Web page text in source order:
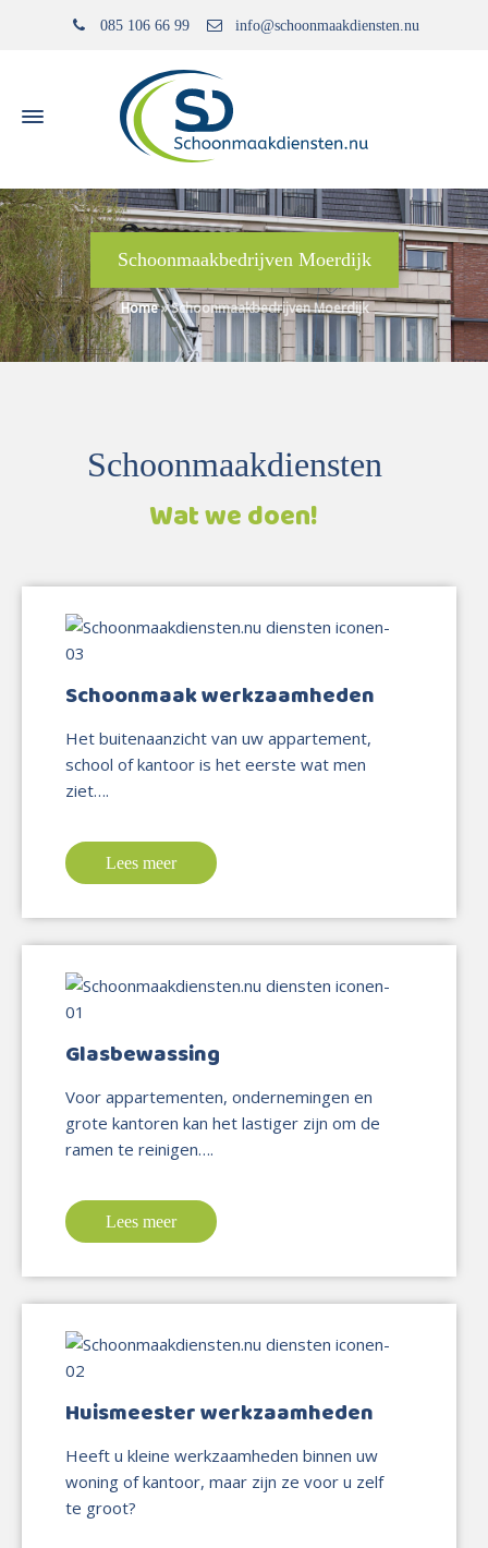
085 106 66 99 info@schoonmaakdiensten.nu
Schoonmaakbedrijven Moerdijk
Home»Schoonmaakbedrijven Moerdijk
Schoonmaakdiensten
Wat we doen!
Schoonmaak werkzaamheden
Het buitenaanzicht van uw appartement,
school of kantoor is het eerste wat men
ziet….
Lees meer
Glasbewassing
Voor appartementen, ondernemingen en
grote kantoren kan het lastiger zijn om de
ramen te reinigen….
Lees meer
Huismeester werkzaamheden
Heeft u kleine werkzaamheden binnen uw
woning of kantoor, maar zijn ze voor u zelf
te groot?